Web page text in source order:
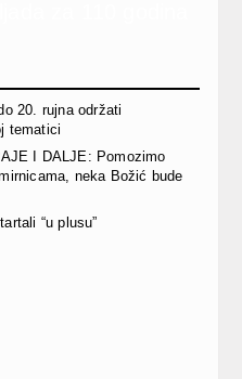
20. rujna održati
tematici
I DALJE: Pomozimo
neka Božić bude
“u plusu”